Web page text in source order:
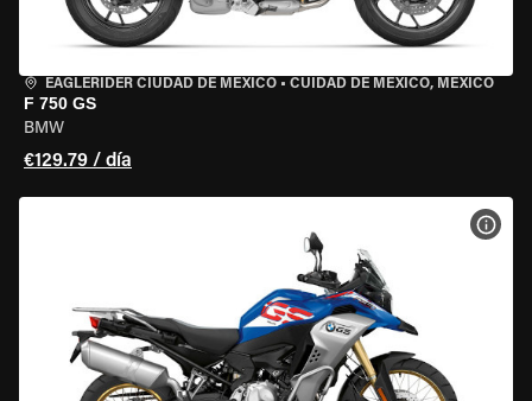
EAGLERIDER CIUDAD DE MÉXICO • CUIDAD DE MEXICO, MEXICO
F 750 GS
BMW
€129.79 / día
VER